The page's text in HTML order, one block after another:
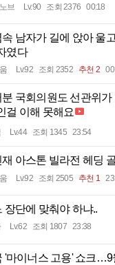
브 Lv.90 조회 2376 00:18
속 남자가 길에 앉아 울
였다
Lv.92 조회 2352 추천 2
분 국회의원도 선관위가
걸 이해 못해요
Lv.44 조회 1345 23:54
재 아스톤 빌라전 헤딩
Lv.92 조회 2505 추천 1
장단에 맞춰야 하냐..
Lv.62 조회 1807 23:38
'마이너스 고용' 쇼크…9